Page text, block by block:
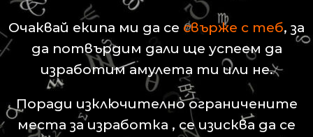
Очаквай екипа ми да се свърже с теб, за
да потвърдим дали ще успеем да
изработим амулета ти или не.
Поради изключително ограничените
места за изработка , се изисква да се